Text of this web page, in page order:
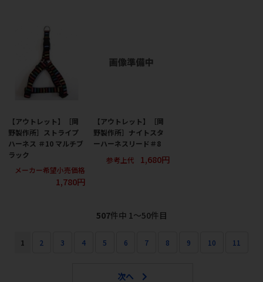
【アウトレット】［岡
野製作所］ストライプ
ハーネス ＃10 マルチブ
ラック
メーカー希望小売価格
1,780円
【アウトレット】［岡
野製作所］ナイトスタ
ーハーネスリード＃8
参考上代
1,680円
507件中 1〜50件目
1 2 3 4 5 6 7 8 9 10 11